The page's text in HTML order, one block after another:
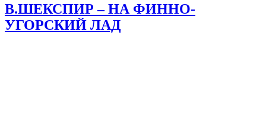
В.ШЕКСПИР – НА ФИННО-
УГОРСКИЙ ЛАД